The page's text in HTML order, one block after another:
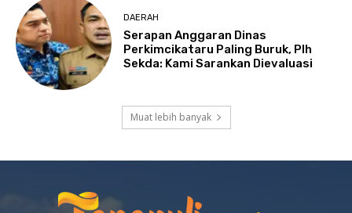
DAERAH
Serapan Anggaran Dinas
Perkimcikataru Paling Buruk, Plh
Sekda: Kami Sarankan Dievaluasi
Muat lebih banyak